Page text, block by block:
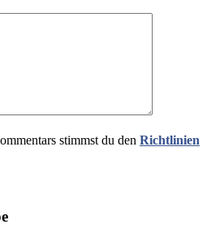
stimmst du den Richtlinien